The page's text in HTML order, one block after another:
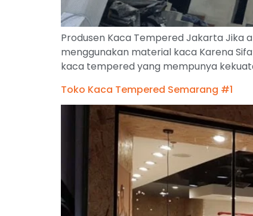
Produsen Kaca Tempered Jakarta Jika
menggunakan material kaca Karena
kaca tempered yang mempunya
Toko Kaca Tempered Semarang #1